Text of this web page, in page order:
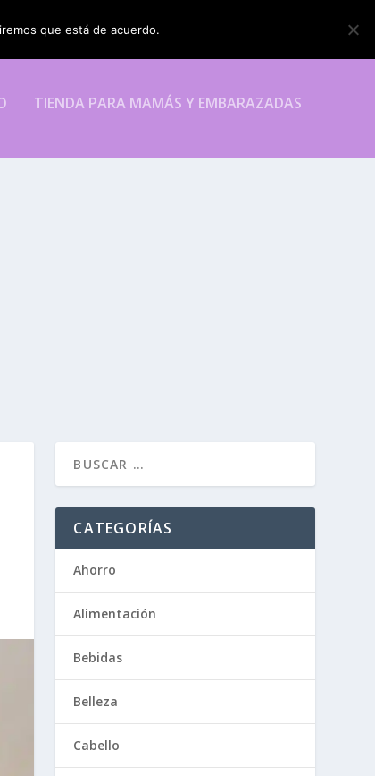
TIENDA PARA MAMÁS Y EMBARAZADAS
CATEGORÍAS
Ahorro
Alimentación
Bebidas
Belleza
Cabello
que está de acuerdo.